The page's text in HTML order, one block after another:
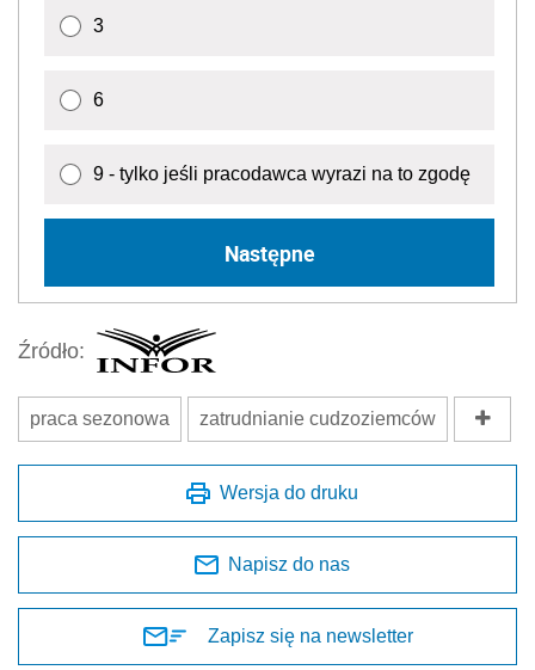
3
6
9 - tylko jeśli pracodawca wyrazi na to zgodę
Następne
Źródło:
praca sezonowa zatrudnianie cudzoziemców
Wersja do druku
Napisz do nas
Zapisz się na newsletter